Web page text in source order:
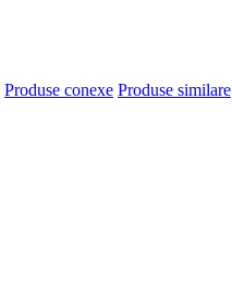
Produse conexe Produse similare